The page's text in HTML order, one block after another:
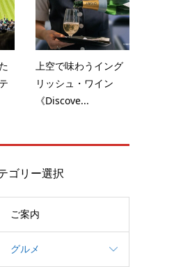
上空で味わうイング
リッシュ・ワイン
《Discove...
ゴリー選択
ご案内
グルメ